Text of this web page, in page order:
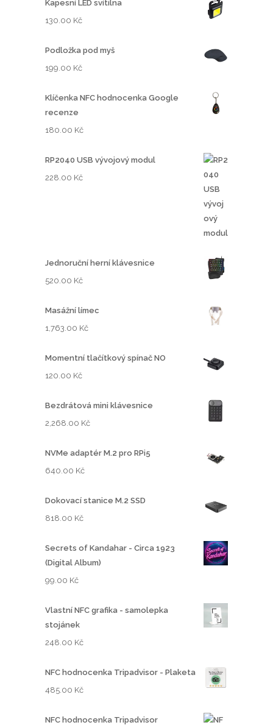
2
0
2
č
Kapesní LED svítilna
130.00 Kč
Podložka pod myš
199.00 Kč
Klíčenka NFC hodnocenka Google
recenze
180.00 Kč
RP2040 USB vývojový modul
228.00 Kč
Jednoruční herní klávesnice
520.00 Kč
Masážní límec
1,763.00 Kč
Momentní tlačítkový spínač NO
120.00 Kč
Bezdrátová mini klávesnice
2,268.00 Kč
NVMe adaptér M.2 pro RPi5
640.00 Kč
Dokovací stanice M.2 SSD
818.00 Kč
Secrets of Kandahar - Circa 1923
(Digital Album)
99.00 Kč
Vlastní NFC grafika - samolepka
stojánek
248.00 Kč
NFC hodnocenka Tripadvisor - Plaketa
485.00 Kč
NFC hodnocenka Tripadvisor